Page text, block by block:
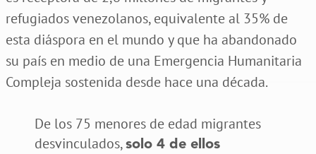
De los 75 menores de edad migrantes
desvinculados, solo 4 de ellos